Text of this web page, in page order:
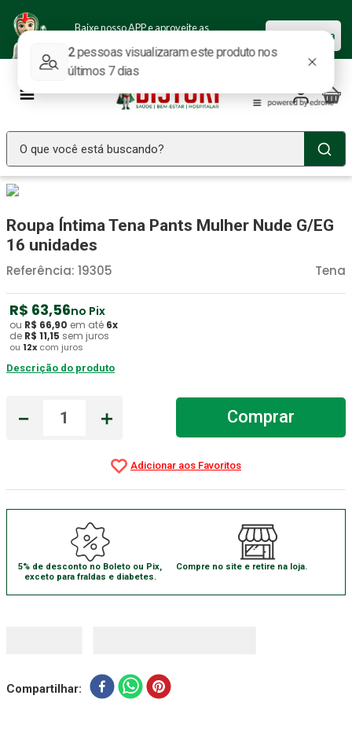
Baixe nosso APP e aproveite as
Baixar agora
O que você está buscando?
Roupa Íntima Tena Pants Mulher Nude G/EG
16 unidades
Tena
Referência: 19305
R$ 63,56no Pix
ou R$ 66,90 em até 6x
de R$ 11,15 sem juros
ou 12x com juros
Descrição do produto
＋
－ Comprar
5% de desconto no Boleto ou Pix,
exceto para fraldas e diabetes.
Compre no site e retire na loja.
Compartilhar
2º Fralda Geriatrica
3º Luva Latex
4º Littmann
5 º Estetoscopio Littmann
6º Aparelho Pressão
7º Absorvente Geriatrico
Cadeira Banho